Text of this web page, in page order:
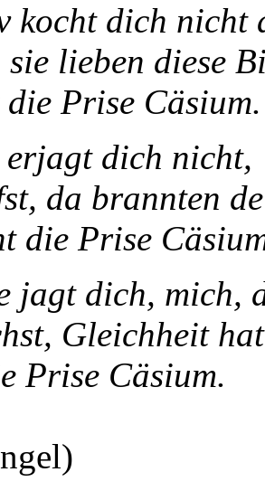
kocht
lieben diese
Prise Cäsium.
dich nicht,
da brannten
die Prise
jagt dich, mich,
Gleichheit
Prise Cäsium.